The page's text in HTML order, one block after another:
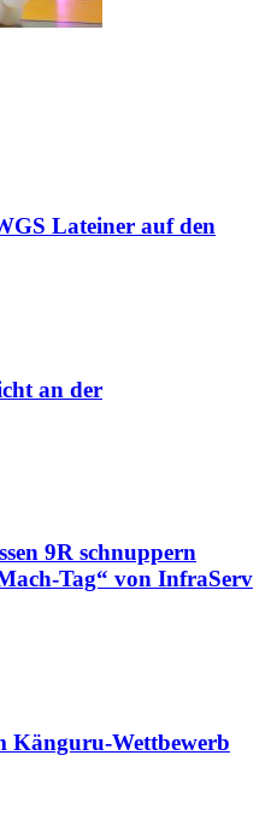
Lateiner auf den
an der
9R schnuppern
Tag“ von InfraServ
Känguru-Wettbewerb